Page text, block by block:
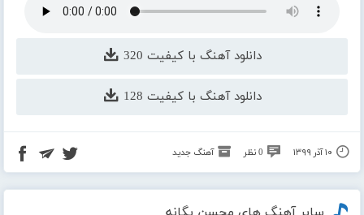
دانلود آهنگ با کیفیت 320
دانلود آهنگ با کیفیت 128
۱۰ آذر ۱۳۹۹ 0 نظر آهنگ جدید